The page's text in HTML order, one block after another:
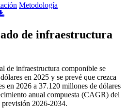
Metodología
de infraestructura
de infraestructura componible se
en 2025 y se prevé que crezca
en 2026 a 37.120 millones de dólares
anual compuesta (CAGR) del
2026-2034.